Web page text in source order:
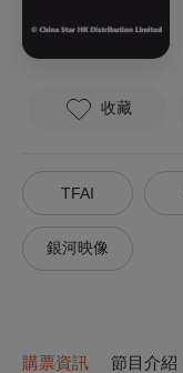
收藏
TFAI
銀河映像
購票資訊 節目介紹